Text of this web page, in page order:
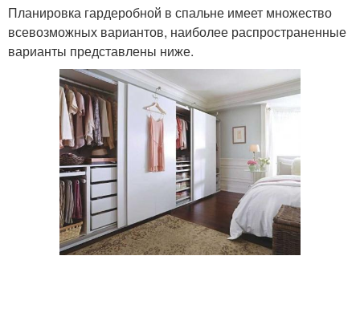
Планировка гардеробной в спальне имеет множество
всевозможных вариантов, наиболее распространенные
варианты представлены ниже.